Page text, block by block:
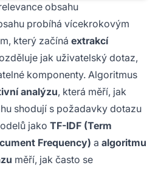
obsahu
probíhá vícekrokovým
který začíná extrakcí
jak uživatelský dotaz,
komponenty. Algoritmus
analýzu, která měří, jak
shodují s požadavky dotazu
jako TF-IDF (Term
Frequency) a algoritmu
měří, jak často se